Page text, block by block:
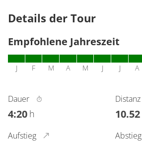
Details der Tour
Empfohlene Jahreszeit
J F M A M J J A
Dauer
4:20 h
Distanz
10.52
Aufstieg Abstieg